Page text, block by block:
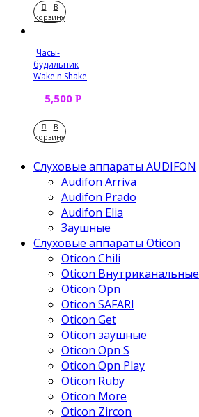
В
корзину
Часы-
будильник
Wake'n'Shake
5,500 Р
В
корзину
Слуховые аппараты AUDIFON
Audifon Arriva
Audifon Prado
Audifon Elia
Заушные
Слуховые аппараты Oticon
Oticon Chili
Oticon Внутриканальные
Oticon Opn
Oticon SAFARI
Oticon Get
Oticon заушные
Oticon Opn S
Oticon Opn Play
Oticon Ruby
Oticon More
Oticon Zircon